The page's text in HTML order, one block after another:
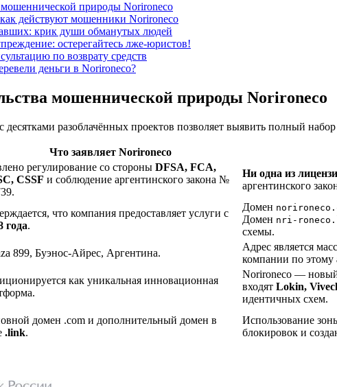
мошеннической природы Norironeco
действуют мошенники Norironeco
крик души обманутых людей
остерегайтесь лже-юристов!
по возврату средств
деньги в Norironeco?
мошеннической природы Norironeco
разоблачённых проектов позволяет выявить полный набор
Что заявляет Norironeco
регулирование со стороны DFSA, FCA,
CSSF и соблюдение аргентинского закона №
Ни одна из
аргентинского
что компания предоставляет услуги с
года.
Домен
Домен nri-
схемы.
899, Буэнос-Айрес, Аргентина.
Адрес является
компании по этому
как уникальная инновационная
Norironeco — новый
входят Lokin,
идентичных схем.
домен .com и дополнительный домен в
.link.
Использование
блокировок и